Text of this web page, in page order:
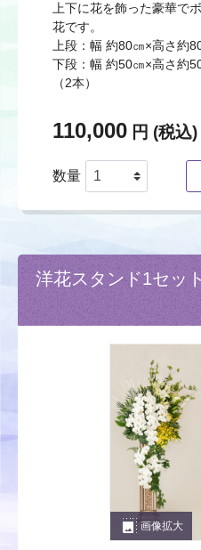
上下に花を飾った豪華で
花です。
上段：幅 約80㎝×高さ約
下段：幅 約50㎝×高さ約
（2本）
110,000 円 (税込)
数量
洋花スタンド1セッ
photo_size_select_large画像拡大